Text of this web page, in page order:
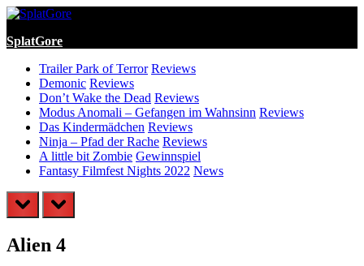
Skip
content
SplatGore
Trailer Park of Terror Reviews
Demonic Reviews
Don’t Wake the Dead Reviews
Modus Anomali – Gefangen im Wahnsinn Reviews
Das Kindermädchen Reviews
Ninja – Pfad der Rache Reviews
A little bit Zombie Gewinnspiel
Fantasy Filmfest Nights 2022 News
prev next
Alien 4